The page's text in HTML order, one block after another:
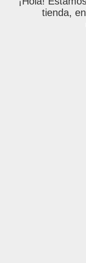
tienda,